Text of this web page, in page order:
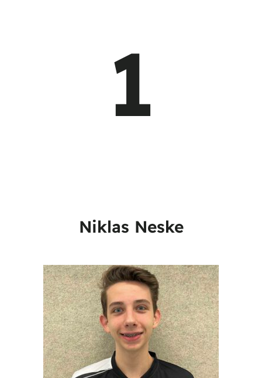
1
Niklas Neske